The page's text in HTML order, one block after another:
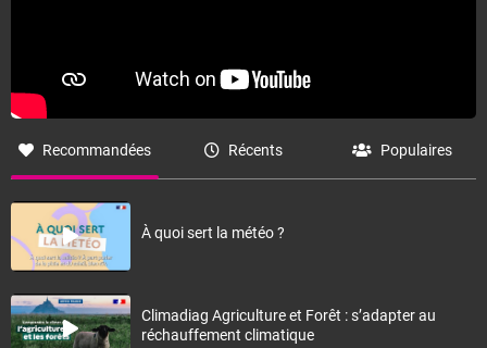
Recommandées Récents Populaires
À quoi sert la météo ?
Climadiag Agriculture et Forêt : s’adapter au
réchauffement climatique